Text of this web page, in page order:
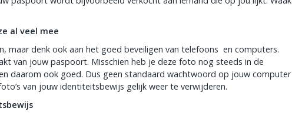
al veel mee
maar denk ook aan het goed beveiligen van telefoons en computers.
van jouw paspoort. Misschien heb je deze foto nog steeds in de
daarom ook goed. Dus geen standaard wachtwoord op jouw computer
van jouw identiteitsbewijs gelijk weer te verwijderen.